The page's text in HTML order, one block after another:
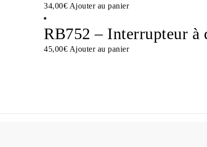
34,00€ Ajouter au panier
RB752 – Interrupteur à
45,00€ Ajouter au panier